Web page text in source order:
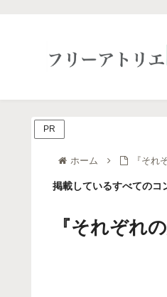
ホーム 『それ
掲載しているすべてのコ
『それぞれ
PR